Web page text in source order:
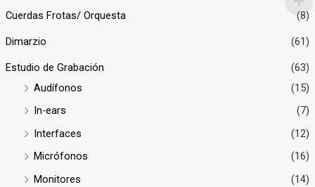
Cuerdas Frotas/ Orquesta (8)
Dimarzio (61)
Estudio de Grabación
(63)
Audífonos
(15)
In-ears
(7)
Interfaces
(12)
Micrófonos
(16)
Monitores
(14)